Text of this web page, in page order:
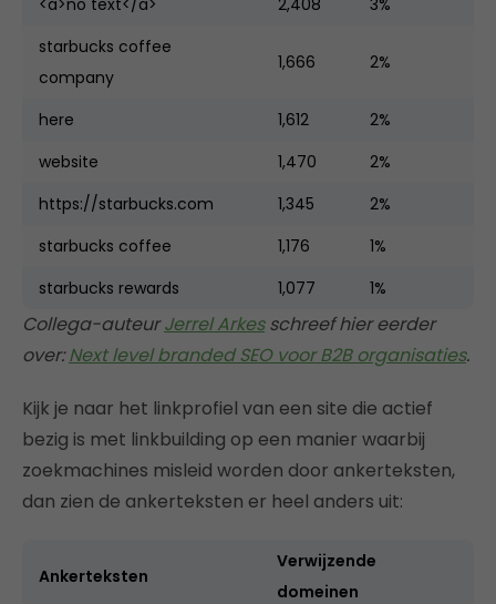
<a>no text</a> 2,408
3%
starbucks coffee
company
1,666 2%
here 1,612
2%
website
1,470
2%
https://starbucks.com
1,345
2%
starbucks coffee
1,176
1%
starbucks rewards
1,077 1%
Collega-auteurJerrel Arkesschreef hier eerder
over:Next level branded SEO voor B2B organisaties.
Kijk je naar het linkprofiel van een site die actief
bezig is met linkbuilding op een manier waarbij
zoekmachines misleid worden door ankerteksten,
dan zien de ankerteksten er heel anders uit:
Ankerteksten
Verwijzende
domeinen